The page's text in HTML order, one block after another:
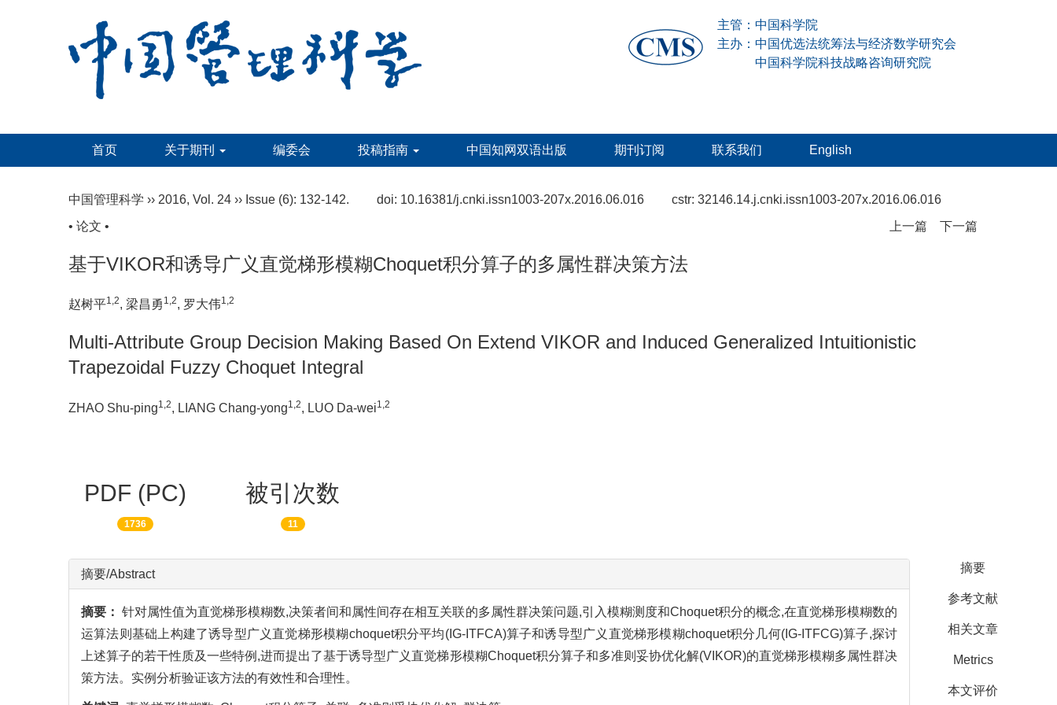
主管：中国科学院
主办：中国优选法统筹法与经济数学研究会
中国科学院科技战略咨询研究院
首页 关于期刊 编委会 投稿指南 中国知网双语出版 期刊订阅 联系我们 English
中国管理科学 ›› 2016, Vol. 24 ›› Issue (6): 132-142. doi: 10.16381/j.cnki.issn1003-207x.2016.06.016 cstr:32146.14.j.cnki.issn1003-207x.2016.06.016
• 论文 •
上一篇 下一篇
基于VIKOR和诱导广义直觉梯形模糊Choquet积分算子的多属性群决策方法
赵树平1,2, 梁昌勇 1,2, 罗大伟1,2
Multi-Attribute Group Decision Making Based On Extend VIKOR and Induced Generalized Intuitionistic
Trapezoidal Fuzzy Choquet Integral
ZHAO Shu-ping1,2, LIANG Chang-yong1,2, LUO Da-wei1,2
PDF (PC) 被引次数
摘要/Abstract
摘要：针对属性值为直觉梯形模糊数,决策者间和属性间存在相互关联的多属性群决策问题,引入模糊测度和Choquet积分的概念,在直觉梯形模糊数的
运算法则基础上构建了诱导型广义直觉梯形模糊choquet积分平均(IG-ITFCA)算子和诱导型广义直觉梯形模糊choquet积分几何(IG-ITFCG)算子,探讨